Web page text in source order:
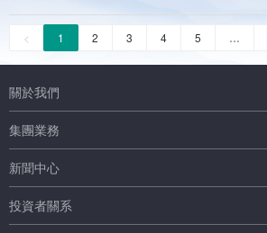
< 1 2 3 4 5 …
關於我們
集團業務
新聞中心
投資者關系